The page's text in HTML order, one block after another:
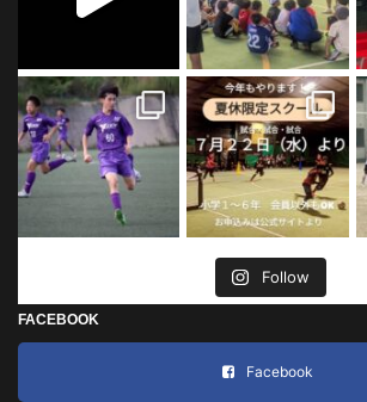
Follow
FACEBOOK
Facebook